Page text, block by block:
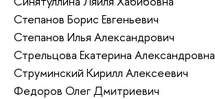
Степанов Борис Евгеньевич
Степанов Илья Александрович
Стрельцова Екатерина Александровна
Струминский Кирилл Алексеевич
Федоров Олег Дмитриевич